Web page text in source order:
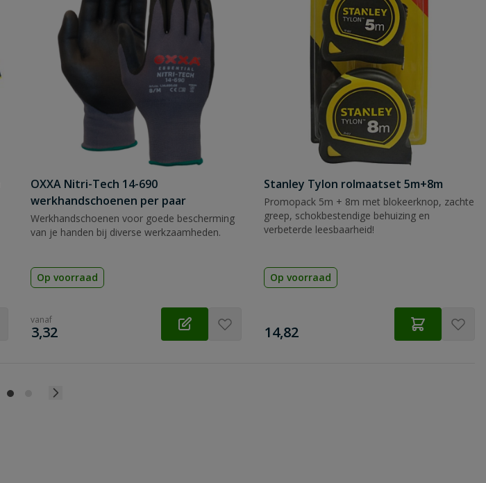
OXXA Nitri-Tech 14-690
werkhandschoenen per paar
Werkhandschoenen voor goede bescherming
van je handen bij diverse werkzaamheden.
Op voorraad
vanaf
€
3,32
Stanley Tylon rolmaatset 5m+8m
Promopack 5m + 8m met blokeerknop, zachte
greep, schokbestendige behuizing en
verbeterde leesbaarheid!
Op voorraad
€
14,82